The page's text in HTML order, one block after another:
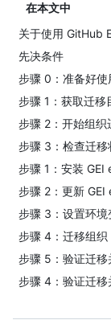
在本文中
关于使用 GitHub
先决条件
步骤 0：准备好
步骤 1：获取迁移
步骤 2：开始组织
步骤 3：检查迁移
步骤 1：安装
步骤 2：更新
步骤 3：设置环境
步骤 4：迁移组织
步骤 5：验证迁
步骤 4：验证迁